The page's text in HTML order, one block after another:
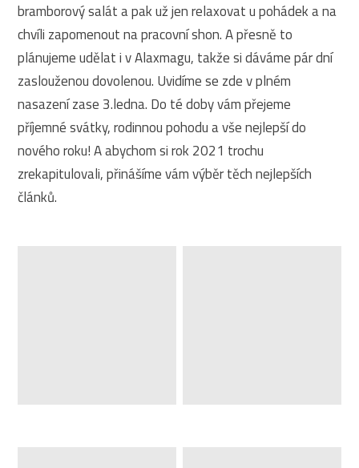
bramborový salát a pak už jen relaxovat u pohádek a na
chvíli zapomenout na pracovní shon. A přesně to
plánujeme udělat i v Alaxmagu, takže si dáváme pár dní
zaslouženou dovolenou. Uvidíme se zde v plném
nasazení zase 3.ledna. Do té doby vám přejeme
příjemné svátky, rodinnou pohodu a vše nejlepší do
nového roku! A abychom si rok 2021 trochu
zrekapitulovali, přinášíme vám výběr těch nejlepších
článků.